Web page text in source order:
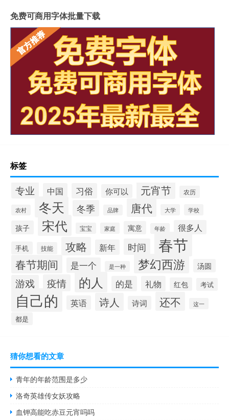
免费可商用字体批量下载
标签
专业 中国 习俗 你可以 元宵节 农历
农村 冬天 冬季 品牌 唐代 大学 学校
孩子 宋代 宝宝 家庭 寓意 年龄 很多人
手机 技能 攻略 新年 时间 春节
春节期间 是一个 是一种 梦幻西游 汤圆
游戏 疫情 的人 的是 礼物 红包 考试
自己的 英语 诗人 诗词 还不 这一
都是
猜你想看的文章
青年的年龄范围是多少
洛奇英雄传女妖攻略
血钾高能吃赤豆元宵吗吗